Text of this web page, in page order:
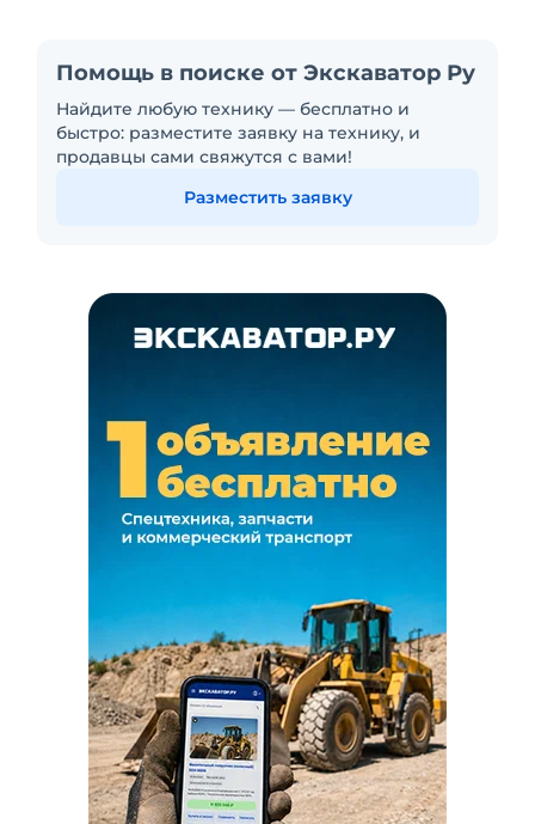
Помощь в поиске от Экскаватор Ру
Найдите любую технику — бесплатно и
быстро: разместите заявку на технику, и
продавцы сами свяжутся с вами!
Разместить заявку